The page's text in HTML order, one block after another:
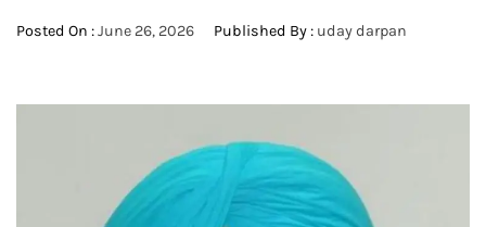
Posted On :June 26, 2026 Published By : uday darpan